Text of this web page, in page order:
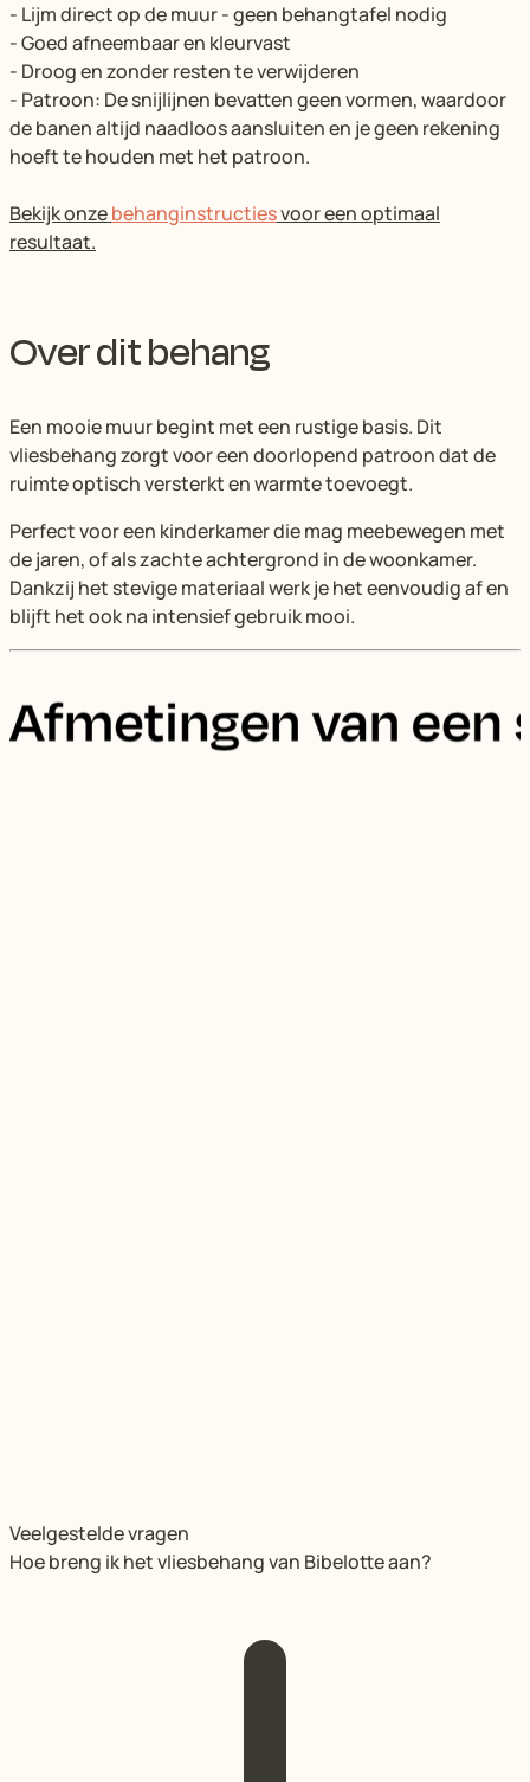
- Lijm direct op de muur - geen behangtafel nodig
- Goed afneembaar en kleurvast
- Droog en zonder resten te verwijderen
- Patroon: De snijlijnen bevatten geen vormen, waardoor
de banen altijd naadloos aansluiten en je geen rekening
hoeft te houden met het patroon.
Bekijk onzebehanginstructiesvoor een optimaal
resultaat.
Over dit behang
Een mooie muur begint met een rustige basis. Dit
vliesbehang zorgt voor een doorlopend patroon dat de
ruimte optisch versterkt en warmte toevoegt.
Perfect voor een kinderkamer die mag meebewegen met
de jaren, of als zachte achtergrond in de woonkamer.
Dankzij het stevige materiaal werk je het eenvoudig af en
blijft het ook na intensief gebruik mooi.
Veelgestelde vragen
Hoe breng ik het vliesbehang van Bibelotte aan?